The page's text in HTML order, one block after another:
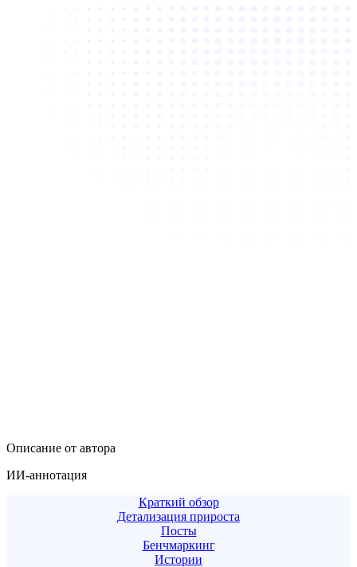
Описание от автора
ИИ-аннотация
Краткий обзор
Детализация прироста
Посты
Бенчмаркинг
Истории